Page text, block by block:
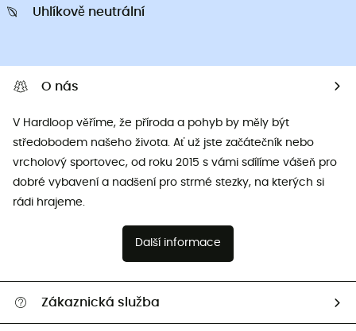
Uhlíkově neutrální
O nás
V Hardloop věříme, že příroda a pohyb by měly být
středobodem našeho života. Ať už jste začátečník nebo
vrcholový sportovec, od roku 2015 s vámi sdílíme vášeň pro
dobré vybavení a nadšení pro strmé stezky, na kterých si
rádi hrajeme.
Další informace
Zákaznická služba